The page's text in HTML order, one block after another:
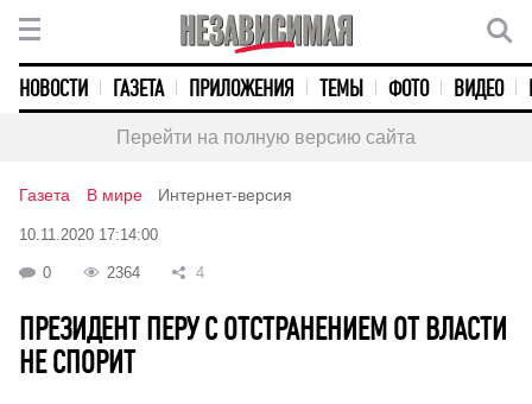
НОВОСТИ ГАЗЕТА ПРИЛОЖЕНИЯ ТЕМЫ ФОТО ВИДЕО
Перейти на полную версию сайта
Газета В мире Интернет-версия
10.11.2020 17:14:00
0 2364 4
ПРЕЗИДЕНТ ПЕРУ С ОТСТРАНЕНИЕМ ОТ ВЛАСТИ
НЕ СПОРИТ